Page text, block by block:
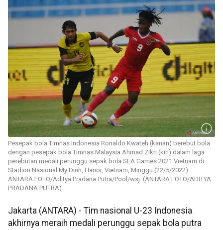
Pesepak bola Timnas Indonesia Ronaldo Kwateh (kanan) berebut bola
dengan pesepak bola Timnas Malaysia Ahmad Zikri (kiri) dalam laga
perebutan medali perunggu sepak bola SEA Games 2021 Vietnam di
Stadion Nasional My Dinh, Hanoi, Vietnam, Minggu (22/5/2022).
ANTARA FOTO/Aditya Pradana Putra/Pool/wsj. (ANTARA FOTO/ADITYA
PRADANA PUTRA)
Jakarta (ANTARA) - Tim nasional U-23 Indonesia
akhirnya meraih medali perunggu sepak bola putra